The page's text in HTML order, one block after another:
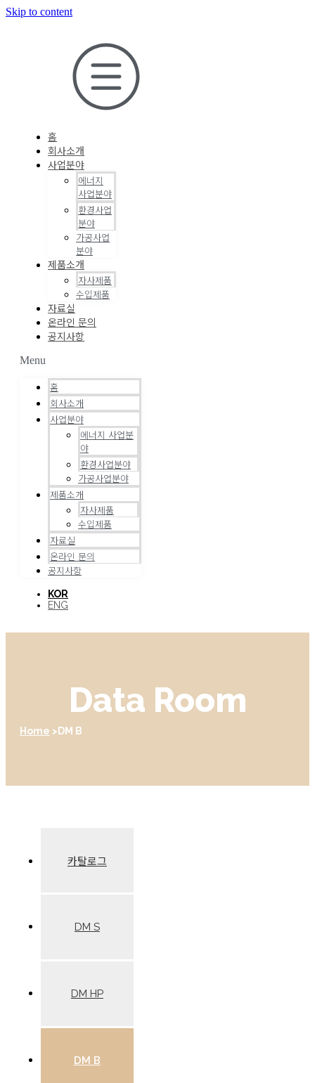
Skip to content
홈
회사소개
사업분야
에너지
사업분야
환경사업
분야
가공사업
분야
제품소개
자사제품
수입제품
자료실
온라인 문의
공지사항
Menu
홈
회사소개
사업분야
에너지 사업분
야
환경사업분야
가공사업분야
제품소개
자사제품
수입제품
자료실
온라인 문의
공지사항
KOR
ENG
Data Room
Home DM B
카탈로그
DM S
DM HP
DM B